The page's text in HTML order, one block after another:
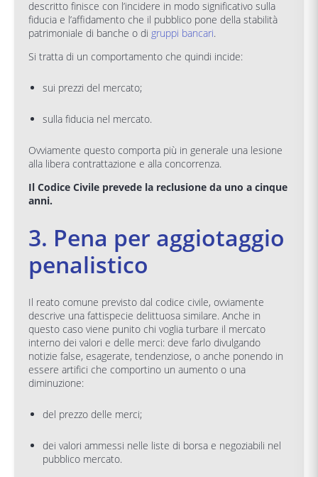
descritto finisce con l’incidere in modo significativo sulla
fiducia e l’affidamento che il pubblico pone della stabilità
patrimoniale di banche o di gruppi bancari.
Si tratta di un comportamento che quindi incide:
sui prezzi del mercato;
sulla fiducia nel mercato.
Ovviamente questo comporta più in generale una lesione
alla libera contrattazione e alla concorrenza.
Il Codice Civile prevede la reclusione da uno a cinque
anni.
3. Pena per aggiotaggio
penalistico
Il reato comune previsto dal codice civile, ovviamente
descrive una fattispecie delittuosa similare. Anche in
questo caso viene punito chi voglia turbare il mercato
interno dei valori e delle merci: deve farlo divulgando
notizie false, esagerate, tendenziose, o anche ponendo in
essere artifici che comportino un aumento o una
diminuzione:
del prezzo delle merci;
dei valori ammessi nelle liste di borsa e negoziabili nel
pubblico mercato.